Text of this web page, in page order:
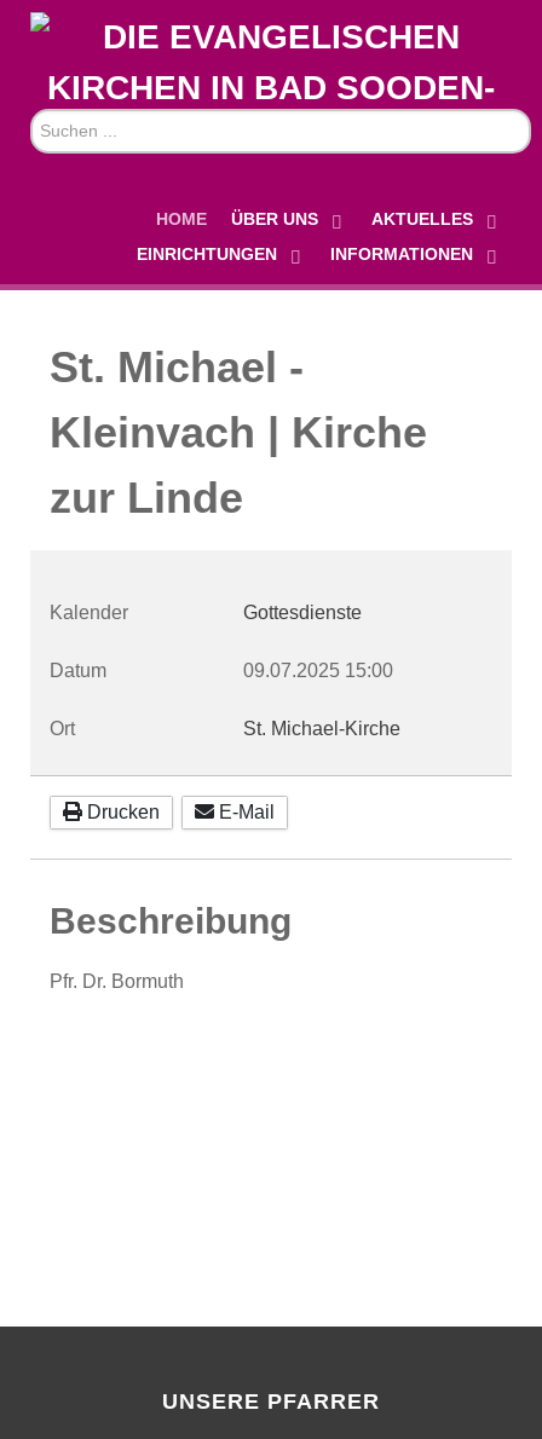
Suchen
...
HOME ÜBER UNS
AKTUELLES
EINRICHTUNGEN
INFORMATIONEN
St. Michael -
Kleinvach | Kirche
zur Linde
Kalender Gottesdienste
Datum 09.07.2025 15:00
Ort St. Michael-Kirche
Drucken E-Mail
Beschreibung
Pfr. Dr. Bormuth
UNSERE PFARRER